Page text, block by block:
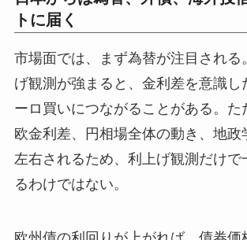
トに届く
市場面では、まず為替が注目される
げ観測が強まると、金利差を意識し
ーロ買いにつながることがある。た
欧金利差、円相場全体の動き、地政
左右されるため、利上げ観測だけで
るわけではない。